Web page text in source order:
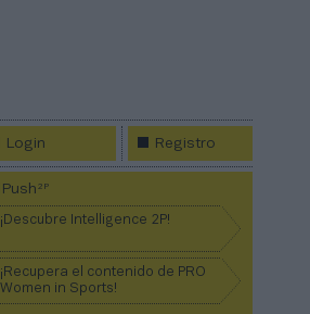
Login Registro
Push2P
¡Descubre Intelligence 2P!
¡Recupera el contenido de PRO
Women in Sports!